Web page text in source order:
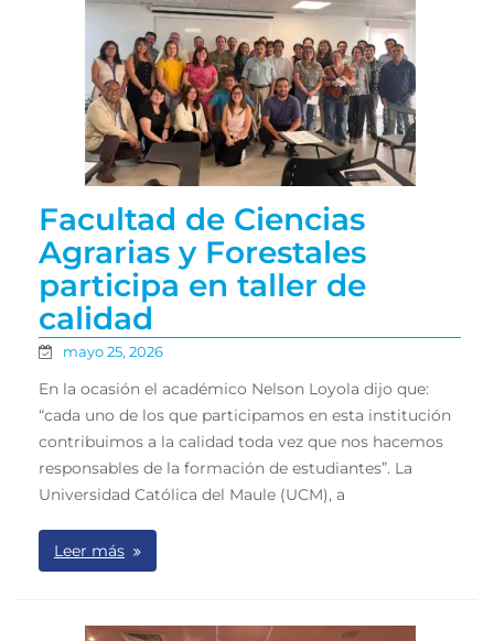
Facultad de Ciencias
Agrarias y Forestales
participa en taller de
calidad
mayo 25, 2026
En la ocasión el académico Nelson Loyola dijo que:
“cada uno de los que participamos en esta institución
contribuimos a la calidad toda vez que nos hacemos
responsables de la formación de estudiantes”. La
Universidad Católica del Maule (UCM), a
Leer más